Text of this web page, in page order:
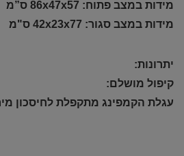
מידות במצב פתוח: 86x47x57 ס”מ
מידות במצב סגור: 42x23x77 ס"מ
יתרונות:
קיפול מושלם:
עגלת הקמפינג מתקפלת לחיסכון